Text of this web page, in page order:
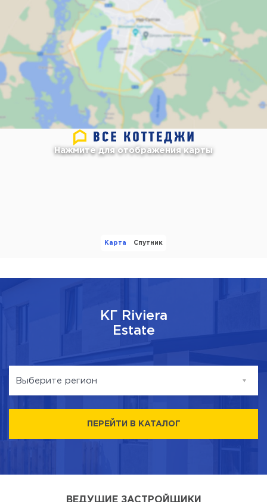
Нажмите для отображения карты
Карта Спутник
КГ Riviera
Estate
Выберите регион
ПЕРЕЙТИ В КАТАЛОГ
ВЕДУЩИЕ ЗАСТРОЙЩИКИ